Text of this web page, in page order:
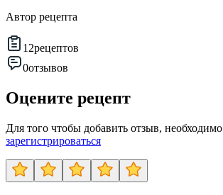
Автор рецепта
12рецептов
0отзывов
Оцените рецепт
Для того чтобы добавить отзыв, необходимо
зарегистрироваться